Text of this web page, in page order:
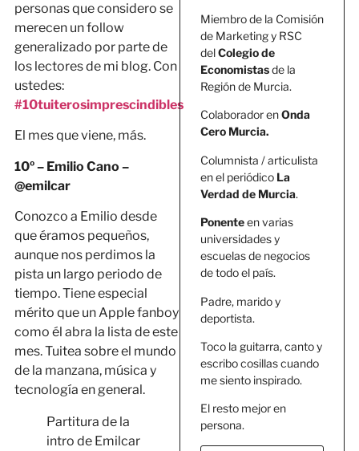
personas que considero se
merecen un follow
generalizado por parte de
los lectores de mi blog. Con
ustedes:
#10tuiterosimprescindibles
El mes que viene, más.
10º – Emilio Cano –
@emilcar
Conozco a Emilio desde
que éramos pequeños,
aunque nos perdimos la
pista un largo periodo de
tiempo. Tiene especial
mérito que un Apple fanboy
como él abra la lista de este
mes. Tuitea sobre el mundo
de la manzana, música y
tecnología en general.
Partitura de la
intro de Emilcar
Miembro de la Comisión
de Marketing y RSC
delColegio de
Economistasde la
Región de Murcia.
Colaborador enOnda
Cero Murcia.
Columnista / articulista
en el periódico La
Verdad de Murcia.
Ponenteen varias
universidades y
escuelas de negocios
de todo el país.
Padre, marido y
deportista.
Toco la guitarra, canto y
escribo cosillas cuando
me siento inspirado.
El resto mejor en
persona.